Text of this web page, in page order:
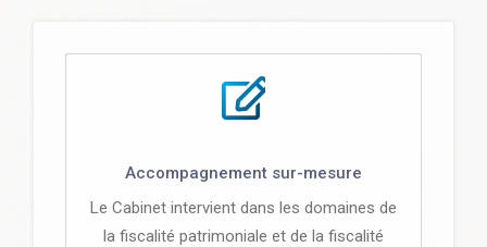
Accompagnement sur-mesure
Le Cabinet intervient dans les domaines de
la fiscalité patrimoniale et de la fiscalité